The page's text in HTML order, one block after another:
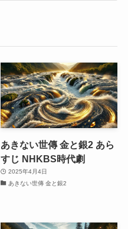
あきない世傳 金と銀2 あら
すじ NHKBS時代劇
2025年4月4日
あきない世傳 金と銀2